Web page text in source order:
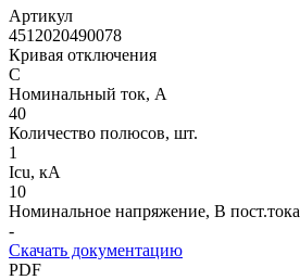
Артикул
4512020490078
Кривая отключения
C
Номинальный ток, А
40
Количество полюсов, шт.
1
Icu, кА
10
Номинальное напряжение, В пост.тока
-
Скачать документацию
PDF